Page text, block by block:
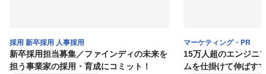
採用 新卒採用 人事採用
新卒採用担当募集／ファインディの未来を
担う事業家の採用・育成にコミット！
マーケティング・PR
15万人超のエンジニ
ムを仕掛けて伸ばす